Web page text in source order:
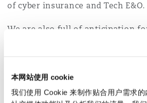
本网站使用 cookie
我们使用 Cookie 来制作贴合用户需求
of cyber insurance and Tech E&O.
We are also full of anticipation
We look forward to seeing you
Day in Düsseldorf and Munich
Euroforum Liability Conference